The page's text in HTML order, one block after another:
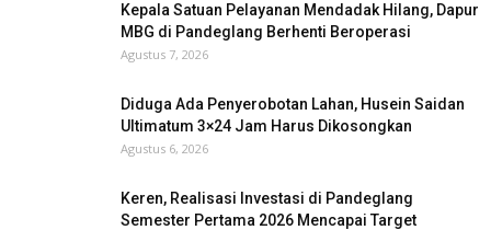
Kepala Satuan Pelayanan Mendadak Hilang, Dapur
MBG di Pandeglang Berhenti Beroperasi
Agustus 7, 2026
Diduga Ada Penyerobotan Lahan, Husein Saidan
Ultimatum 3×24 Jam Harus Dikosongkan
Agustus 6, 2026
Keren, Realisasi Investasi di Pandeglang
Semester Pertama 2026 Mencapai Target